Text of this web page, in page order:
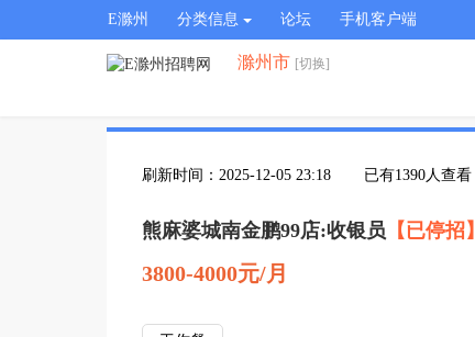
E滁州 分类信息 论坛 手机客户端
滁州市 [切换]
刷新时间：2025-12-05 23:18 已有1390人查看
熊麻婆城南金鹏99店:收银员 【已停招】
3800-4000元/月